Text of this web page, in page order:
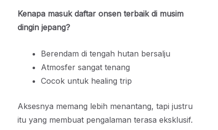
Kenapa masuk daftar onsen terbaik di musim
dingin jepang?
Berendam di tengah hutan bersalju
Atmosfer sangat tenang
Cocok untuk healing trip
Aksesnya memang lebih menantang, tapi justru
itu yang membuat pengalaman terasa eksklusif.